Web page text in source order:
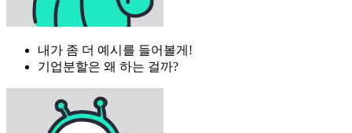
내가 좀 더 예시를 들어볼게!
기업분할은 왜 하는 걸까?